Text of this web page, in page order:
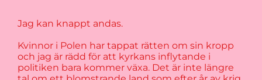
Jag kan knappt andas.
Kvinnor i Polen har tappat rätten om sin kropp
och jag är rädd för att kyrkans inflytande i
politiken bara kommer växa. Det är inte längre